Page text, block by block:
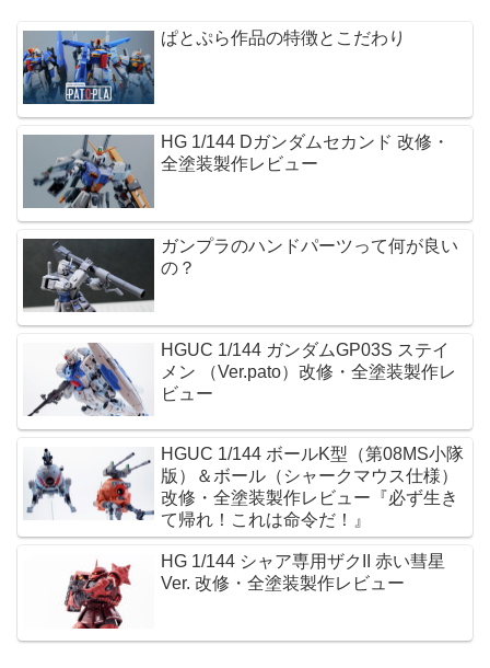
ぱとぷら作品の特徴とこだわり
HG 1/144 Dガンダムセカンド 改修・
全塗装製作レビュー
ガンプラのハンドパーツって何が良い
の？
HGUC 1/144 ガンダムGP03S ステイ
メン （Ver.pato）改修・全塗装製作レ
ビュー
HGUC 1/144 ボールK型（第08MS小隊
版）＆ボール（シャークマウス仕様）
改修・全塗装製作レビュー『必ず生き
て帰れ！これは命令だ！』
HG 1/144 シャア専用ザクII 赤い彗星
Ver. 改修・全塗装製作レビュー